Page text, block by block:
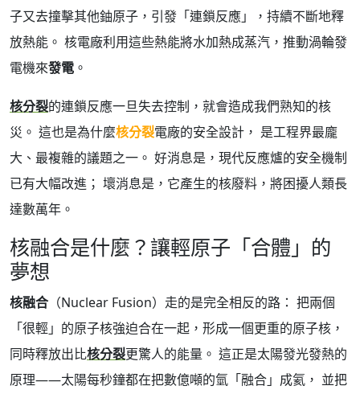
子又去撞擊其他鈾原子，引發「連鎖反應」，持續不斷地釋
放熱能。 核電廠利用這些熱能將水加熱成蒸汽，推動渦輪發
電機來發電 。
核分裂的連鎖反應一旦失去控制，就會造成我們熟知的核
災。 這也是為什麼核分裂電廠的安全設計， 是工程界最龐
大、最複雜的議題之一。 好消息是，現代反應爐的安全機制
已有大幅改進； 壞消息是，它產生的核廢料，將困擾人類長
達數萬年。
核融合是什麼？讓輕原子「合體」的
夢想
核融合 （Nuclear Fusion）走的是完全相反的路： 把兩個
「很輕」的原子核強迫合在一起，形成一個更重的原子核，
同時釋放出比核分裂更驚人的能量。 這正是太陽發光發熱的
原理——太陽每秒鐘都在把數億噸的氫「融合」成氦， 並把